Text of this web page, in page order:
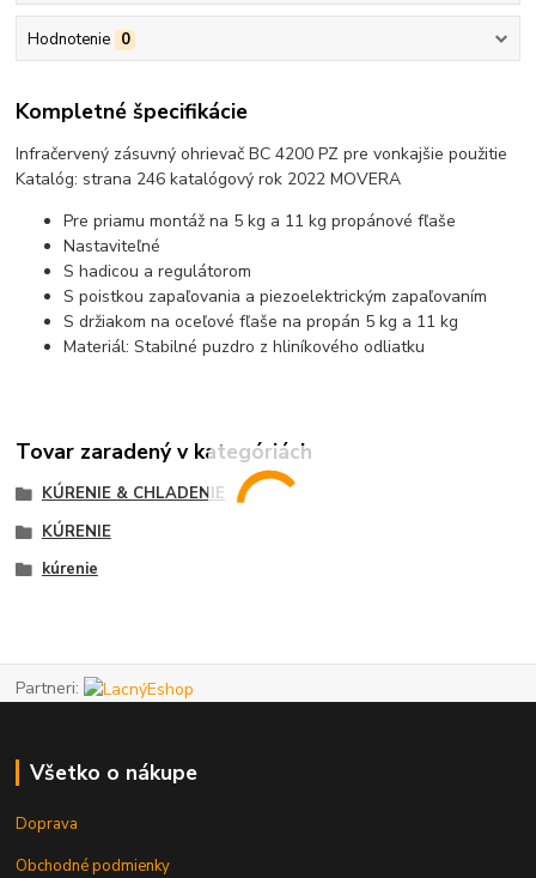
Hodnotenie 0
Kompletné špecifikácie
Infračervený zásuvný ohrievač BC 4200 PZ pre vonkajšie použitie
Katalóg: strana 246 katalógový rok 2022 MOVERA
Pre priamu montáž na 5 kg a 11 kg propánové fľaše
Nastaviteľné
S hadicou a regulátorom
S poistkou zapaľovania a piezoelektrickým zapaľovaním
S držiakom na oceľové fľaše na propán 5 kg a 11 kg
Materiál: Stabilné puzdro z hliníkového odliatku
Tovar zaradený v kategóriách
KÚRENIE & CHLADENIE
KÚRENIE
kúrenie
Partneri:
Všetko o nákupe
Doprava
Obchodné podmienky